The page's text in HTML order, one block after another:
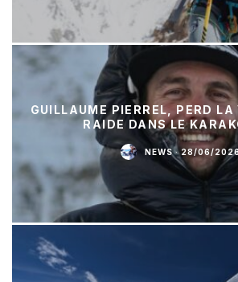
GUILLAUME PIERREL, PERD LA
RAIDE DANS LE
NEWS · 28/06/